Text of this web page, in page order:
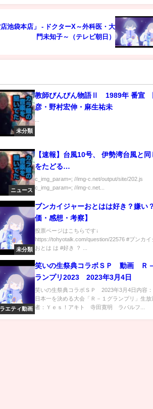
店池袋本店」 - ドクターX～外科医・大
門未知子～（テレビ朝日）
未分類
教師びんびん物語Ⅱ 1989年 番宣
彦・野村宏伸・麻生祐未
ニュース
【速報】台風10号、 伊勢湾台風と同
をたどる…
c_img_param=; //img-c.net/output/site/202.js
c_img_param=; //img-c.net...
未分類
ブンカイジャーおとはは好き？嫌い
価・感想・考察】
投票ページはこちらです↓
https://tohyotalk.com/question/22576 #ブンカイ
おとは は #好き ？ ...
エティ動画
笑いの生祭典コラボＳＰ 動画 Ｒ
ランプリ2023 2023年3月4日
笑いの生祭典コラボＳＰ 2023年3月4日内容
日本一を決める大会「Ｒ－１グランプリ」生放
者：Ｙｅｓ！アキト 寺田寛明 ラパルフ...